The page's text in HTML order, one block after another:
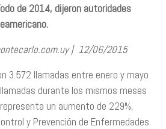
de 2014, dijeron autoridades
| 12/06/2015
3.572 llamadas entre enero y mayo
durante los mismos meses
un aumento de 229%,
y Prevención de Enfermedades